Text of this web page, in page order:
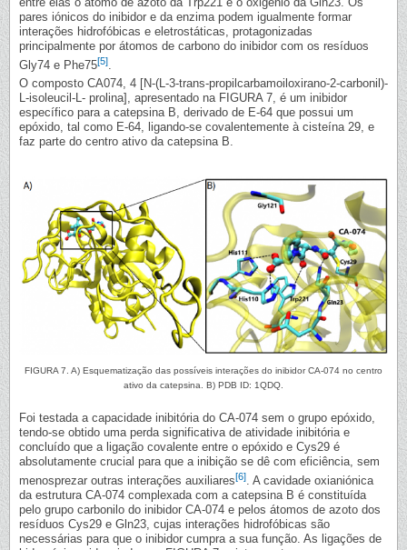
pares iónicos do inibidor e da enzima podem igualmente formar
interações hidrofóbicas e eletrostáticas, protagonizadas
principalmente por átomos de carbono do inibidor com os resíduos
Gly74 e Phe75[5].
O composto CA074, 4 [N-(L-3-trans-propilcarbamoiloxirano-2-carbonil)-
L-isoleucil-L- prolina], apresentado na FIGURA 7, é um inibidor
específico para a catepsina B, derivado de E-64 que possui um
epóxido, tal como E-64, ligando-se covalentemente à cisteína 29, e
faz parte do centro ativo da catepsina B.
FIGURA 7. A) Esquematização das possíveis interações do inibidor CA-074 no centro
ativo da catepsina. B) PDB ID: 1QDQ.
Foi testada a capacidade inibitória do CA-074 sem o grupo epóxido,
tendo-se obtido uma perda significativa de atividade inibitória e
concluído que a ligação covalente entre o epóxido e Cys29 é
absolutamente crucial para que a inibição se dê com eficiência, sem
menosprezar outras interações auxiliares[6] . A cavidade oxianiónica
da estrutura CA-074 complexada com a catepsina B é constituída
pelo grupo carbonilo do inibidor CA-074 e pelos átomos de azoto dos
resíduos Cys29 e Gln23, cujas interações hidrofóbicas são
necessárias para que o inibidor cumpra a sua função. As ligações de